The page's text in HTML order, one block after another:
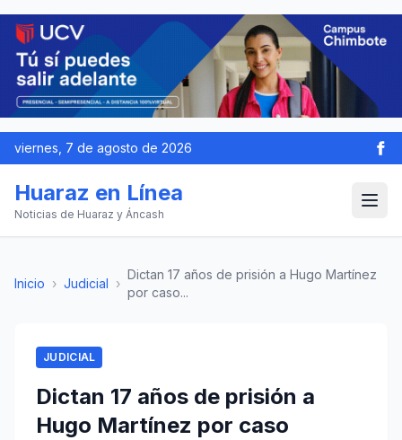
viernes, 7 de agosto de 2026
Huaraz en Línea
Noticias de Huaraz y Áncash
Inicio › Judicial ›
Dictan 17 años de prisión a Hugo Martínez
por caso...
JUDICIAL
Dictan 17 años de prisión a
Hugo Martínez por caso